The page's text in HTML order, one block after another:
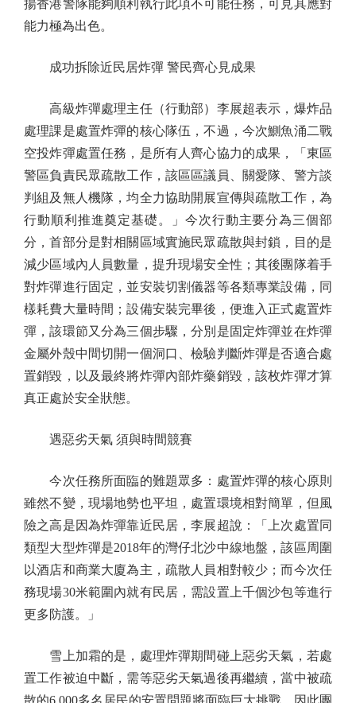
揚香港警隊能夠順利執行此項不可能任務，可見其應對
能力極為出色。
成功拆除近民居炸彈 警民齊心見成果
高級炸彈處理主任（行動部）李展超表示，爆炸品
處理課是處置炸彈的核心隊伍，不過，今次鰂魚涌二戰
空投炸彈處置任務，是所有人齊心協力的成果，「東區
警區負責民眾疏散工作，該區區議員、關愛隊、警方談
判組及無人機隊，均全力協助開展宣傳與疏散工作，為
行動順利推進奠定基礎。」今次行動主要分為三個部
分，首部分是對相關區域實施民眾疏散與封鎖，目的是
減少區域內人員數量，提升現場安全性；其後團隊着手
對炸彈進行固定，並安裝切割儀器等各類專業設備，同
樣耗費大量時間；設備安裝完畢後，便進入正式處置炸
彈，該環節又分為三個步驟，分別是固定炸彈並在炸彈
金屬外殼中間切開一個洞口、檢驗判斷炸彈是否適合處
置銷毀，以及最終將炸彈內部炸藥銷毀，該枚炸彈才算
真正處於安全狀態。
遇惡劣天氣 須與時間競賽
今次任務所面臨的難題眾多：處置炸彈的核心原則
雖然不變，現場地勢也平坦，處置環境相對簡單，但風
險之高是因為炸彈靠近民居，李展超說：「上次處置同
類型大型炸彈是2018年的灣仔北沙中線地盤，該區周圍
以酒店和商業大廈為主，疏散人員相對較少；而今次任
務現場30米範圍內就有民居，需設置上千個沙包等進行
更多防護。」
雪上加霜的是，處理炸彈期間碰上惡劣天氣，若處
置工作被迫中斷，需等惡劣天氣過後再繼續，當中被疏
散的6,000多名居民的安置問題將面臨巨大挑戰，因此團